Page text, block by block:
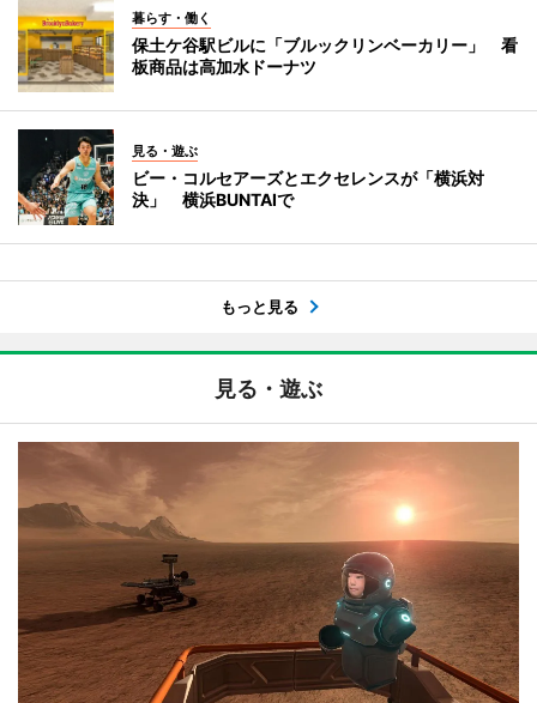
暮らす・働く
保土ケ谷駅ビルに「ブルックリンベーカリー」 看
板商品は高加水ドーナツ
見る・遊ぶ
ビー・コルセアーズとエクセレンスが「横浜対
決」 横浜BUNTAIで
もっと見る
見る・遊ぶ